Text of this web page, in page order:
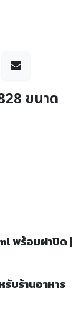
ขนาด
พร้อมฝาปิด |
บร้านอาหาร